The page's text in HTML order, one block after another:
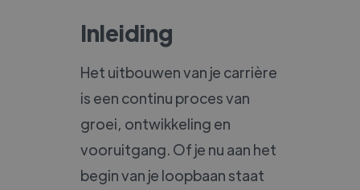
Inleiding
Het uitbouwen van je carrière
is een continu proces van
groei, ontwikkeling en
vooruitgang. Of je nu aan het
begin van je loopbaan staat